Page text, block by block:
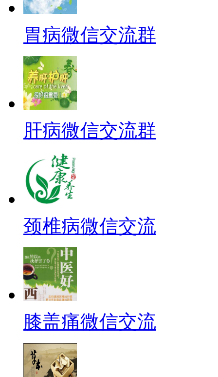
胃病微信交流群
肝病微信交流群
颈椎病微信交流
膝盖痛微信交流